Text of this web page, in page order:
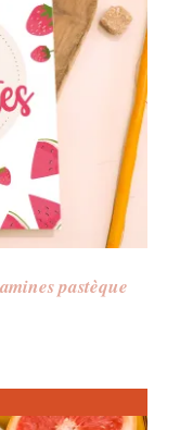
pastèque